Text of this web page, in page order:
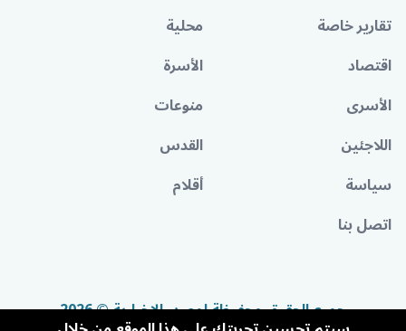
تقارير خاصة
محلية
اقتصاد
الأسرة
الأسرى
منوعات
اللاجئين
القدس
سياسة
أقلام
اتصل بنا
جميع الحقوق محفوظة لمصدر الإخبارية © 2026